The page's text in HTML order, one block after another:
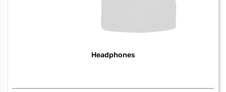
Headphones